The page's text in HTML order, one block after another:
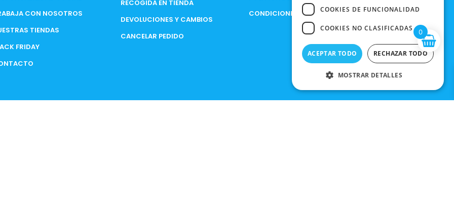
CON NOSOTROS
TIENDAS
FRIDAY
RECOGIDA EN TIENDA
DEVOLUCIONES Y CAMBIOS
CANCELAR PEDIDO
CONDICIONES DE COMPRA
0
COOKIES DE FUNCIONALIDAD
COOKIES NO CLASIFICADAS
ACEPTAR TODO RECHAZAR TODO
MOSTRAR DETALLES